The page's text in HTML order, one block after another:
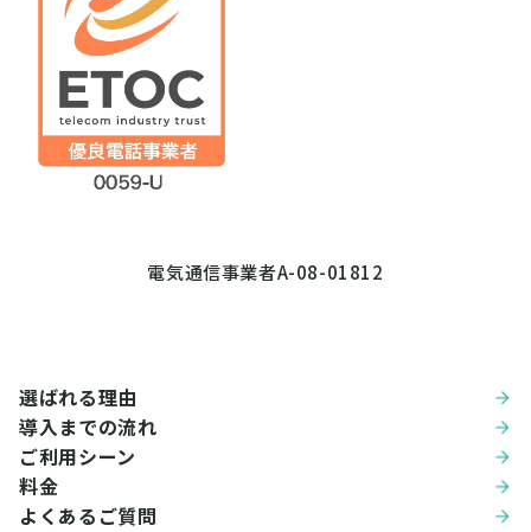
電気通信事業者A-08-01812
選ばれる理由
導入までの流れ
ご利用シーン
料金
よくあるご質問